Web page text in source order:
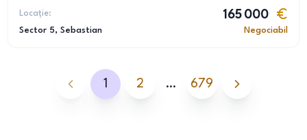
Locație:
Sector 5, Sebastian
165 000
Negociabil
1 2 … 679